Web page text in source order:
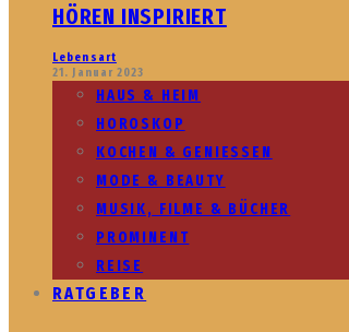
HÖREN INSPIRIERT
Lebensart
21. Januar 2023
HAUS & HEIM
HOROSKOP
KOCHEN & GENIESSEN
MODE & BEAUTY
MUSIK, FILME & BÜCHER
PROMINENT
REISE
RATGEBER